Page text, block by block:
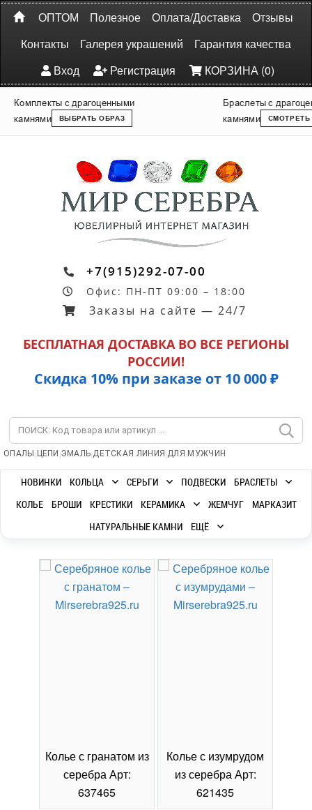
ОПТОМ Полезное Оплата/Доставка
Отзывы
Контакты
Галерея украшений
Гарантия качества
Вход
Регистрация КОРЗИНА (0)
Комплекты с драгоценными
камнями
ВЫБРАТЬ ОБРАЗ
Браслеты с
камнями
СМОТРЕТЬ
+7(915)292-07-00
Офис: ПН-ПТ 09:00 – 18:00
Заказы на сайте — 24/7
БЕСПЛАТНАЯ ДОСТАВКА ВО ВСЕ РЕГИОНЫ
РОССИИ!
Скидка 10% при заказе от 10 000 ₽
ОПАЛЫ | ЦЕПИ |ЭМАЛЬ|ДЕТСКАЯ ЛИНИЯ |ДЛЯ МУЖЧИН
НОВИНКИ КОЛЬЦА СЕРЬГИ ПОДВЕСКИ
БРАСЛЕТЫ
КОЛЬЕ
БРОШИ КРЕСТИКИ КЕРАМИКА ЖЕМЧУГ
МАРКАЗИТ
НАТУРАЛЬНЫЕ КАМНИ
ЕЩЁ
Колье с гранатом из
серебра Арт:
637465
Колье с изумрудом
из серебра Арт:
621435